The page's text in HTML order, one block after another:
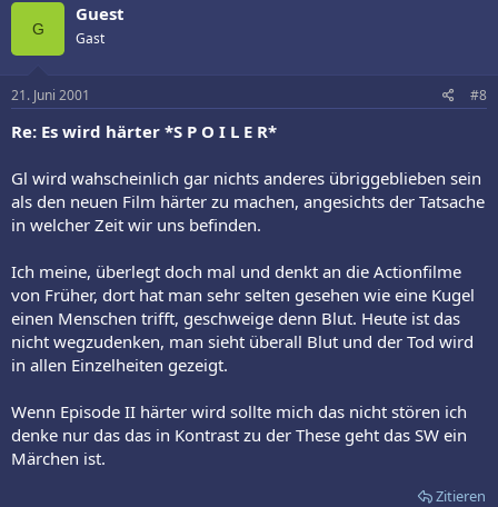
G
Guest
Gast
21. Juni 2001 #8
Re: Es wird härter *S P O I L E R*
Gl wird wahscheinlich gar nichts anderes übriggeblieben sein
als den neuen Film härter zu machen, angesichts der Tatsache
in welcher Zeit wir uns befinden.
Ich meine, überlegt doch mal und denkt an die Actionfilme
von Früher, dort hat man sehr selten gesehen wie eine Kugel
einen Menschen trifft, geschweige denn Blut. Heute ist das
nicht wegzudenken, man sieht überall Blut und der Tod wird
in allen Einzelheiten gezeigt.
Wenn Episode II härter wird sollte mich das nicht stören ich
denke nur das das in Kontrast zu der These geht das SW ein
Märchen ist.
Zitieren